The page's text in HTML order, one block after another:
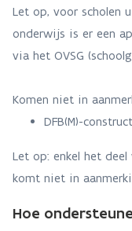
Let op, voor scholen
onderwijs is er een
via het OVSG
Komen niet in
DFB(M)-
Let op: enkel het
komt niet in
Hoe